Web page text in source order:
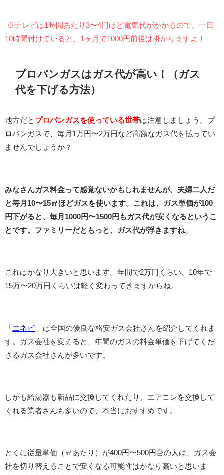
※テレビは1時間あたり3〜4円ほど電気代がかかるので、一日
10時間付けていると、1ヶ月で1000円前後は掛かりますよ！
プロパンガスはガス代が高い！（ガス
代を下げる方法）
地方だと プロパンガスを使っている世帯は注意しましょう。プ
ロパンガスで、毎月1万円〜2万円など高額なガス代を払ってい
ませんでしょうか？
みなさんガス料金って感覚ないかもしれませんが、夫婦二人だ
と毎月10〜15㎥ほどガスを使います。これは、ガス単価が100
円下がると、毎月1000円〜1500円もガス代が安くなるというこ
とです。ファミリーだともっと、ガス代が浮きますね。
これはかなり大きいと思います。年間で2万円くらい、10年で
15万〜20万円くらいは軽く変わってきますからね。
「 エネピ 」は全国の優良な格安ガス会社さんを紹介してくれま
す。ガス会社を変えると、年間のガスの料金単価を下げてくだ
さるガス会社さんが多いです。
しかも給湯器も新品に交換してくれたり、エアコンを交換して
くれる業者さんも多いので、本当におすすめです。
とくに従量単価（㎥あたり）が400円〜500円台の人は、ガス会
社を切り替えることで安くなる可能性はかなり高いと思いま